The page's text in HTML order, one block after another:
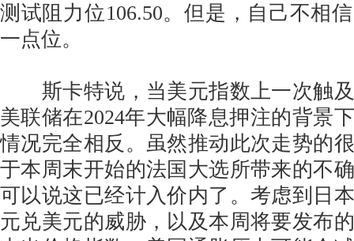
测试阻力位106.50。但是，自己不相
一点位。
斯卡特说，当美元指数上一次触及
美联储在2024年大幅降息押注的背景
情况完全相反。虽然推动此次走势的
于本周末开始的法国大选所带来的不
可以说这已经计入价内了。考虑到日
元兑美元的威胁，以及本周将要发布